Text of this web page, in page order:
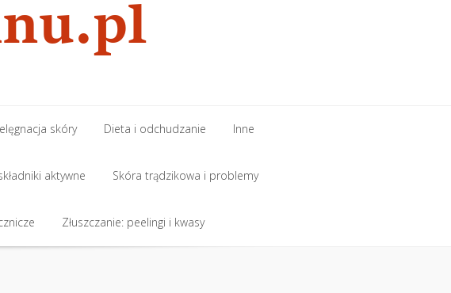
skóry
skóry
Dieta i odchudzanie
Dieta i odchudzanie
Inne
Inne
aktywne
aktywne
Skóra trądzikowa i problemy
Skóra trądzikowa i problemy
Złuszczanie: peelingi i kwasy